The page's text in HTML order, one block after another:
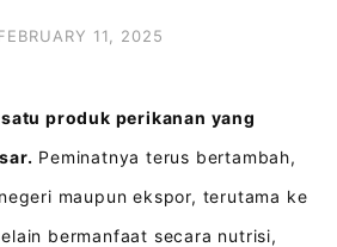
11, 2025
produk perikanan yang
Peminatnya terus bertambah,
maupun ekspor, terutama ke
bermanfaat secara nutrisi,